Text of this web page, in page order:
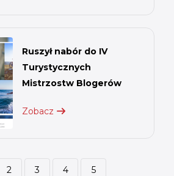
Ruszył nabór do IV
Turystycznych
Mistrzostw Blogerów
Zobacz
2 3 4 5